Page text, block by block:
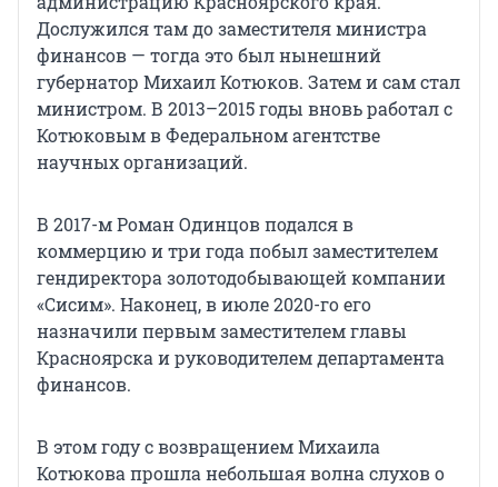
Дослужился там до заместителя министра
финансов — тогда это был нынешний
губернатор Михаил Котюков. Затем и сам стал
министром. В 2013–2015 годы вновь работал с
Котюковым в Федеральном агентстве
научных организаций.
В 2017-м Роман Одинцов подался в
коммерцию и три года побыл заместителем
гендиректора золотодобывающей компании
«Сисим». Наконец, в июле 2020-го его
назначили первым заместителем главы
Красноярска и руководителем департамента
финансов.
В этом году с возвращением Михаила
Котюкова прошла небольшая волна слухов о